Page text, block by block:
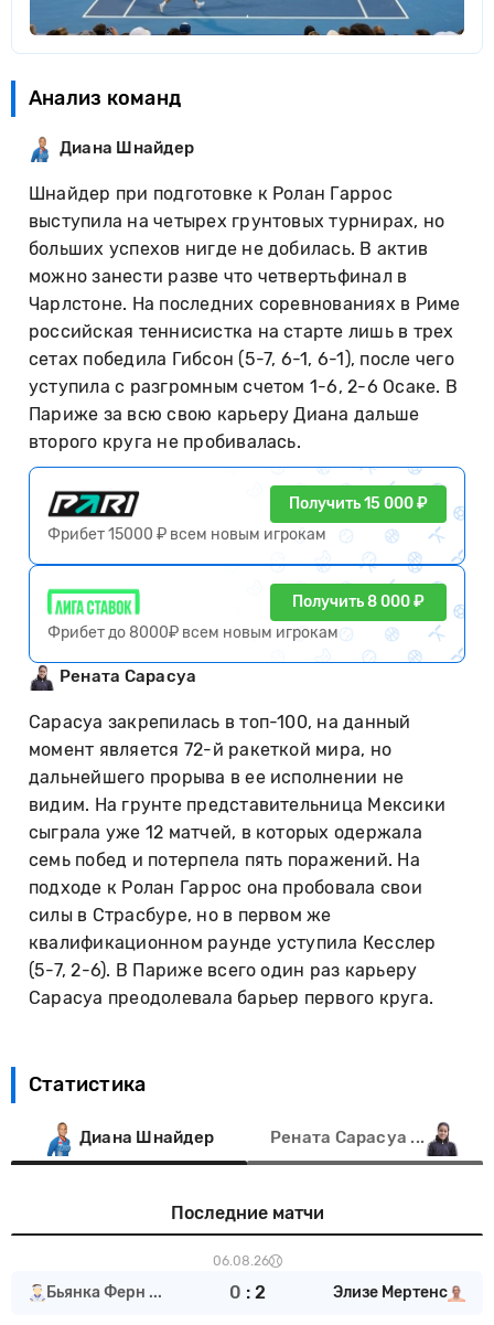
Анализ команд
Диана Шнайдер
Шнайдер при подготовке к Ролан Гаррос
выступила на четырех грунтовых турнирах, но
больших успехов нигде не добилась. В актив
можно занести разве что четвертьфинал в
Чарлстоне. На последних соревнованиях в Риме
российская теннисистка на старте лишь в трех
сетах победила Гибсон (5-7, 6-1, 6-1), после чего
уступила с разгромным счетом 1-6, 2-6 Осаке. В
Париже за всю свою карьеру Диана дальше
второго круга не пробивалась.
Получить 15 000 ₽
Фрибет 15000 ₽ всем новым игрокам
Получить 8 000 ₽
Фрибет до 8000₽ всем новым игрокам
Рената Сарасуа
Сарасуа закрепилась в топ-100, на данный
момент является 72-й ракеткой мира, но
дальнейшего прорыва в ее исполнении не
видим. На грунте представительница Мексики
сыграла уже 12 матчей, в которых одержала
семь побед и потерпела пять поражений. На
подходе к Ролан Гаррос она пробовала свои
силы в Страсбуре, но в первом же
квалификационном раунде уступила Кесслер
(5-7, 2-6). В Париже всего один раз карьеру
Сарасуа преодолевала барьер первого круга.
Статистика
Диана Шнайдер Рената Сарасуа ...
Последние матчи
06.08.26
Бьянка Ферн ... 0 : 2 Элизе Мертенс